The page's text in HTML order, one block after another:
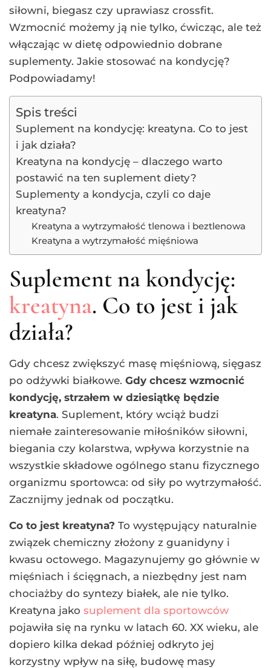
siłowni, biegasz czy uprawiasz crossfit.
Wzmocnić możemy ją nie tylko, ćwicząc, ale też
włączając w dietę odpowiednio dobrane
suplementy. Jakie stosować na kondycję?
Podpowiadamy!
Spis treści
Suplement na kondycję: kreatyna. Co to jest
i jak działa?
Kreatyna na kondycję – dlaczego warto
postawić na ten suplement diety?
Suplementy a kondycja, czyli co daje
kreatyna?
Kreatyna a wytrzymałość tlenowa i beztlenowa
Kreatyna a wytrzymałość mięśniowa
Suplement na kondycję:
kreatyna. Co to jest i jak
działa?
Gdy chcesz zwiększyć masę mięśniową, sięgasz
po odżywki białkowe. Gdy chcesz wzmocnić
kondycję, strzałem w dziesiątkę będzie
kreatyna. Suplement, który wciąż budzi
niemałe zainteresowanie miłośników siłowni,
biegania czy kolarstwa, wpływa korzystnie na
wszystkie składowe ogólnego stanu fizycznego
organizmu sportowca: od siły po wytrzymałość.
Zacznijmy jednak od początku.
Co to jest kreatyna? To występujący naturalnie
związek chemiczny złożony z guanidyny i
kwasu octowego. Magazynujemy go głównie w
mięśniach i ścięgnach, a niezbędny jest nam
chociażby do syntezy białek, ale nie tylko.
Kreatyna jako suplement dla sportowców
pojawiła się na rynku w latach 60. XX wieku, ale
dopiero kilka dekad później odkryto jej
korzystny wpływ na siłę, budowę masy